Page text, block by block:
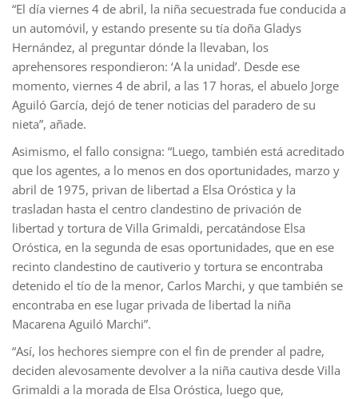
“El día viernes 4 de abril, la niña secuestrada fue conducida a
un automóvil, y estando presente su tía doña Gladys
Hernández, al preguntar dónde la llevaban, los
aprehensores respondieron: ‘A la unidad’. Desde ese
momento, viernes 4 de abril, a las 17 horas, el abuelo Jorge
Aguiló García, dejó de tener noticias del paradero de su
nieta”, añade.
Asimismo, el fallo consigna: “Luego, también está acreditado
que los agentes, a lo menos en dos oportunidades, marzo y
abril de 1975, privan de libertad a Elsa Oróstica y la
trasladan hasta el centro clandestino de privación de
libertad y tortura de Villa Grimaldi, percatándose Elsa
Oróstica, en la segunda de esas oportunidades, que en ese
recinto clandestino de cautiverio y tortura se encontraba
detenido el tío de la menor, Carlos Marchi, y que también se
encontraba en ese lugar privada de libertad la niña
Macarena Aguiló Marchi”.
“Así, los hechores siempre con el fin de prender al padre,
deciden alevosamente devolver a la niña cautiva desde Villa
Grimaldi a la morada de Elsa Oróstica, luego que,